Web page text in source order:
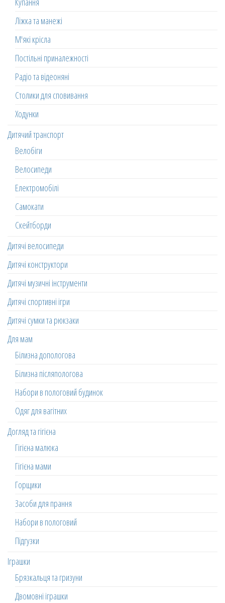
Ліжка та манежі
М'які крісла
Постільні приналежності
Радіо та відеоняні
Столики для сповивання
Ходунки
Дитячий транспорт
Велобіги
Велосипеди
Електромобілі
Самокати
Скейтборди
Дитячі велосипеди
Дитячі конструктори
Дитячі музичні інструменти
Дитячі спортивні ігри
Дитячі сумки та рюкзаки
Для мам
Білизна допологова
Білизна післяпологова
Набори в пологовий будинок
Одяг для вагітних
Догляд та гігієна
Гігієна малюка
Гігієна мами
Горщики
Засоби для прання
Набори в пологовий
Підгузки
Іграшки
Брязкальця та гризуни
Двомовні іграшки